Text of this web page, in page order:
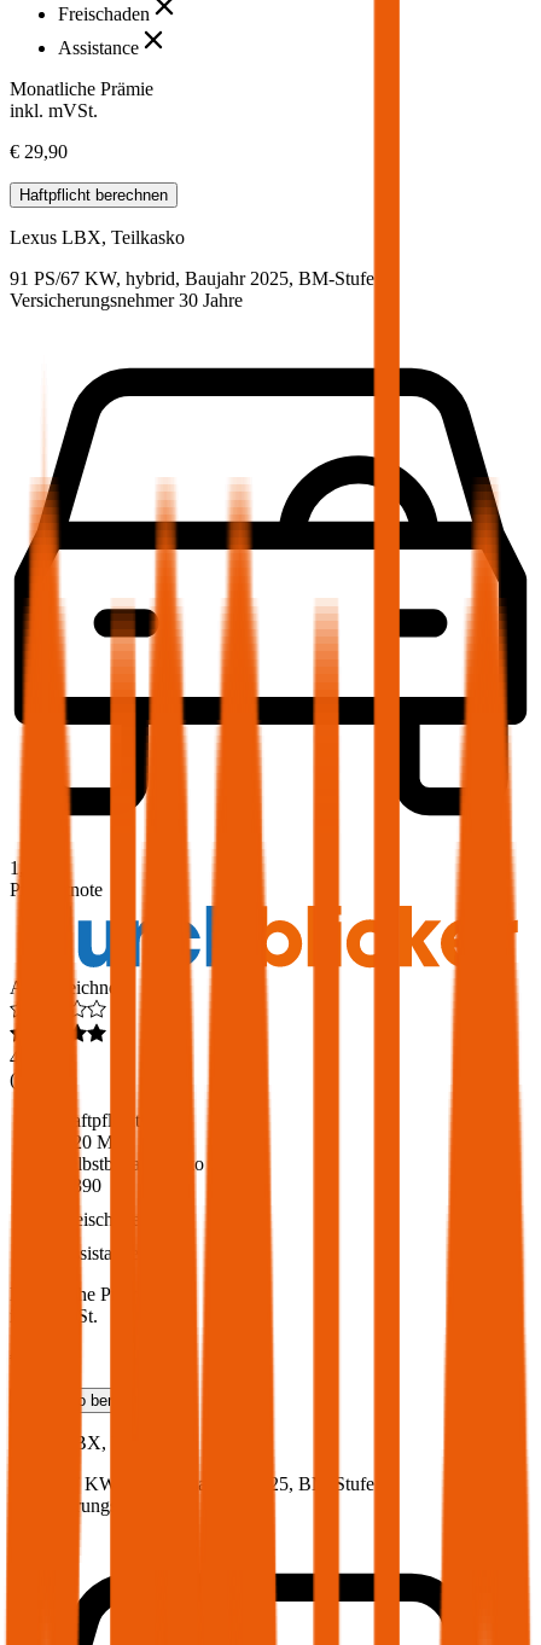
Freischaden
Assistance
Monatliche Prämie
inkl. mVSt.
€ 29,90
Haftpflicht berechnen
Lexus LBX, Teilkasko
91 PS/67 KW, hybrid, Baujahr 2025, BM-Stufe
Versicherungsnehmer 30 Jahre
1,9
Produktnote
Ausgezeichnet
4,6
(
Haftpflicht
€ 20 Mio.
Selbstbehalt Kasko
€ 390
Freischaden
Assistance
Monatliche Prämie
inkl. mVSt.
€ 58,35
Teilkasko berechnen
LBX, Vollkasko
91 PS/67 KW, hybrid, Baujahr 2025, BM-Stufe
Versicherungsnehmer 30 Jahre